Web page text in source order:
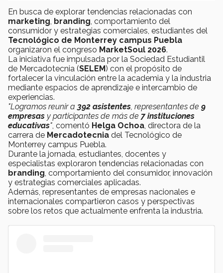
En busca de explorar tendencias relacionadas con
marketing branding , comportamiento del
consumidor y estrategias comerciales, estudiantes del
Tecnológico de Monterrey campus Puebla
organizaron el congreso MarketSoul 2026.
La iniciativa fue impulsada por la Sociedad Estudiantil
de Mercadotecnia (SELEM) con el propósito de
fortalecer la vinculación entre la academia y la industria
mediante espacios de aprendizaje e intercambio de
experiencias.
"Logramos reunir a 392 asistentes , representantes de 9
empresas y participantes de más de 7 instituciones
educativas" , comentó Helga Ochoa , directora de la
carrera de Mercadotecnia del Tecnológico de
Monterrey campus Puebla.
Durante la jornada, estudiantes, docentes y
especialistas exploraron tendencias relacionadas con
branding , comportamiento del consumidor, innovación
y estrategias comerciales aplicadas.
Además, representantes de empresas nacionales e
internacionales compartieron casos y perspectivas
sobre los retos que actualmente enfrenta la industria.